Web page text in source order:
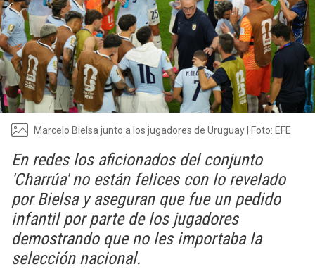
Marcelo Bielsa junto a los jugadores de Uruguay | Foto: EFE
En redes los aficionados del conjunto
'Charrúa' no están felices con lo revelado
por Bielsa y aseguran que fue un pedido
infantil por parte de los jugadores
demostrando que no les importaba la
selección nacional.